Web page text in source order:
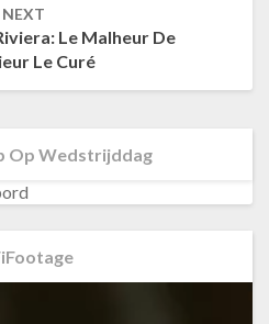
NEXT
Le Malheur De
Le Curé
Op Wedstrijddag